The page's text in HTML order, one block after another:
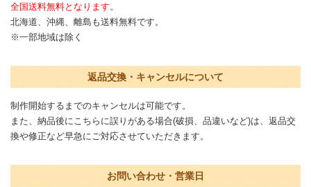
全国送料無料となります。
北海道、沖縄、離島も送料無料です。
※一部地域は除く
返品交換・キャンセルについて
制作開始するまでのキャンセルは可能です。
また、納品後にこちらに誤りがある場合(破損、品違いなど)は、返品交
換や修正など早急にご対応させていただきます。
お問い合わせ・営業日